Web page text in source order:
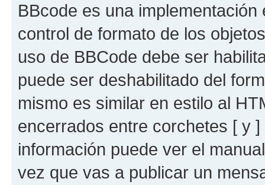
BBcode es una
control de formato de los
uso de BBCode debe ser
puede ser deshabilitado del
mismo es similar en estilo al
encerrados entre corchetes [ y
información puede ver el
vez que vas a publicar un